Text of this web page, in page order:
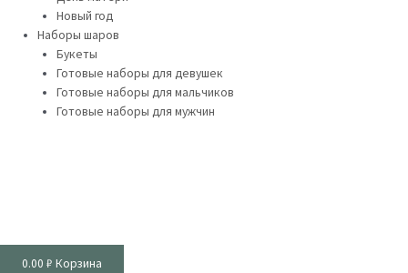
Новый год
Наборы шаров
Букеты
Готовые наборы для девушек
Готовые наборы для мальчиков
Готовые наборы для мужчин
0.00 ₽ Корзина